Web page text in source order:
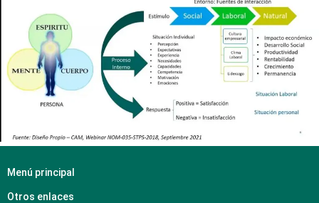
Menú principal
Otros enlaces